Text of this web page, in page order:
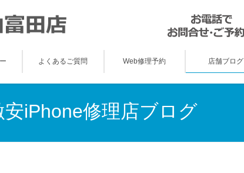
よくあるご質問 Web修理予約 店舗ブログ
安iPhone修理店ブログ